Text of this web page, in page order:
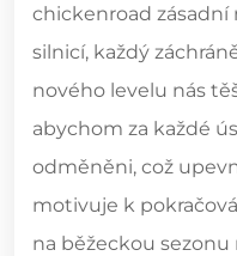
chickenroad zásadní
silnicí, každý
nového levelu nás
abychom za každé
odměněni, což
motivuje k
na běžeckou